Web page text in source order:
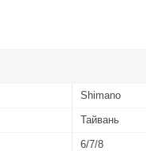
Shimano
Тайвань
6/7/8